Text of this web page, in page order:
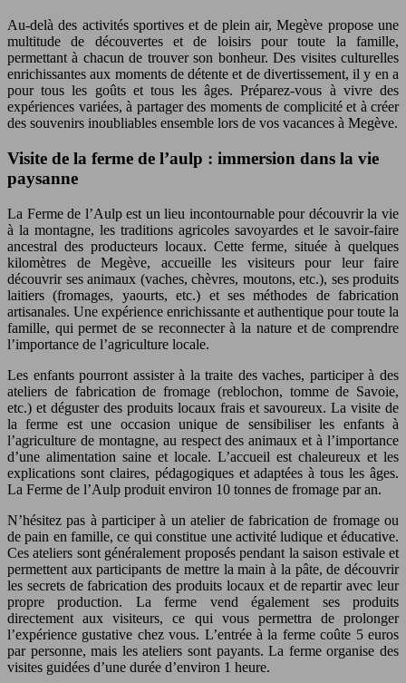
Au-delà des activités sportives et de plein air, Megève propose une
multitude de découvertes et de loisirs pour toute la famille,
permettant à chacun de trouver son bonheur. Des visites culturelles
enrichissantes aux moments de détente et de divertissement, il y en a
pour tous les goûts et tous les âges. Préparez-vous à vivre des
expériences variées, à partager des moments de complicité et à créer
des souvenirs inoubliables ensemble lors de vos vacances à Megève.
Visite de la ferme de l’aulp : immersion dans la vie
paysanne
La Ferme de l’Aulp est un lieu incontournable pour découvrir la vie
à la montagne, les traditions agricoles savoyardes et le savoir-faire
ancestral des producteurs locaux. Cette ferme, située à quelques
kilomètres de Megève, accueille les visiteurs pour leur faire
découvrir ses animaux (vaches, chèvres, moutons, etc.), ses produits
laitiers (fromages, yaourts, etc.) et ses méthodes de fabrication
artisanales. Une expérience enrichissante et authentique pour toute la
famille, qui permet de se reconnecter à la nature et de comprendre
l’importance de l’agriculture locale.
Les enfants pourront assister à la traite des vaches, participer à des
ateliers de fabrication de fromage (reblochon, tomme de Savoie,
etc.) et déguster des produits locaux frais et savoureux. La visite de
la ferme est une occasion unique de sensibiliser les enfants à
l’agriculture de montagne, au respect des animaux et à l’importance
d’une alimentation saine et locale. L’accueil est chaleureux et les
explications sont claires, pédagogiques et adaptées à tous les âges.
La Ferme de l’Aulp produit environ 10 tonnes de fromage par an.
N’hésitez pas à participer à un atelier de fabrication de fromage ou
de pain en famille, ce qui constitue une activité ludique et éducative.
Ces ateliers sont généralement proposés pendant la saison estivale et
permettent aux participants de mettre la main à la pâte, de découvrir
les secrets de fabrication des produits locaux et de repartir avec leur
propre production. La ferme vend également ses produits
directement aux visiteurs, ce qui vous permettra de prolonger
l’expérience gustative chez vous. L’entrée à la ferme coûte 5 euros
par personne, mais les ateliers sont payants. La ferme organise des
visites guidées d’une durée d’environ 1 heure.